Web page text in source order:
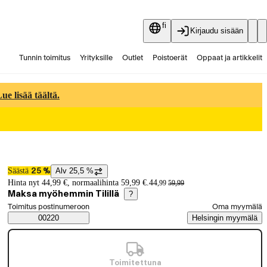
fi
Kirjaudu sisään
Tunnin toimitus Yrityksille Outlet Poistoerät Oppaat ja artikkelit
lisää täältä.
Hintatiedot
Säästä 25 %
Alv 25,5 %
Hinta nyt 44,99 €, normaalihinta 59,99 €.44,99 59,99
Maksa myöhemmin Tilillä ?
Saatavuustiedot
Valitse tilaustapa
Toimitus postinumeroon
00220
Oma myymälä
Helsingin myymälä
Toimitettuna